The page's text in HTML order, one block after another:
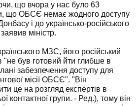
що вчора у нас було 63
що ОБСЄ немає жодного доступу
і до українсько-російського
міністр.
МЗС, його російський
"не був готовий йти глибше в
забезпечення доступу для
місії ОБСЄ". "Він
це на розгляд експертів в
контактної групи. - Ред.), тому він